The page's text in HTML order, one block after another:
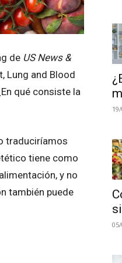
de US News &
Lung and Blood
qué consiste la
traduciríamos
tiene como
y no
también puede